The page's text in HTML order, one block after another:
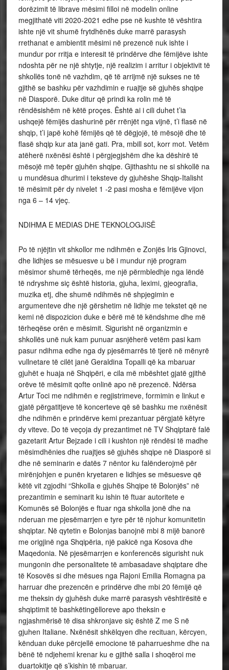
dorëzimit të librave mësimi filloi në modelin online
megjithatë viti 2020-2021 edhe pse në kushte të vështira
ishte një vit shumë frytdhënës duke marrë parasysh
rrethanat e ambientit mësimi në prezencë nuk ishte i
mundur por rritja e interesit të prindërve dhe fëmijëve ishte
ndoshta për ne një shtytje, një realizim i arritur i objektivit të
shkollës tonë në vazhdim, që të arrijmë një sukses ne të
gjithë se bashku për vazhdimin e ruajtje së gjuhës shqipe
në Diasporë. Duke ditur që prindi ka rolin më të
rëndësishëm në këtë proçes. Është ai i cili duhet t’ia
ushqejë fëmijës dashurinë për rrënjët nga vijnë, t’i flasë në
shqip, t’i japë kohë fëmijës që të dëgjojë, të mësojë dhe të
flasë shqip kur ata janë gati. Pra, mbill sot, korr mot. Vetëm
atëherë nxënësi është i përgjegjshëm dhe ka dëshirë të
mësojë më tepër gjuhën shqipe. Gjithashtu ne si shkollë na
u mundësua dhurimi i teksteve dy gjuhëshe Shqip-Italisht
të mësimit për dy nivelet 1 -2 pasi mosha e fëmijëve vijon
nga 6 – 14 vjeç.
NDIHMA E MEDIAS DHE TEKNOLOGJISË
Po të njëjtin vit shkollor me ndihmën e Zonjës Iris Gjinovci,
dhe lidhjes se mësuesve u bë i mundur një program
mësimor shumë tërheqës, me një përmbledhje nga lëndë
të ndryshme siç është historia, gjuha, leximi, gjeografia,
muzika etj, dhe shumë ndihmës në shpjegimin e
argumenteve dhe një gërshetim në lidhje me tekstet që ne
kemi në dispozicion duke e bërë më të këndshme dhe më
tërheqëse orën e mësimit. Sigurisht në organizmin e
shkollës unë nuk kam punuar asnjëherë vetëm pasi kam
pasur ndihma edhe nga dy pjesëmarrës të tjerë në mënyrë
vullnetare të cilët janë Geraldina Topalli që ka mbaruar
gjuhët e huaja në Shqipëri, e cila më mbështet gjatë gjithë
orëve të mësimit qofte onlinë apo në prezencë. Ndërsa
Artur Toci me ndihmën e regjistrimeve, formimin e linkut e
gjatë përgatitjeve të koncerteve që së bashku me nxënësit
dhe ndihmën e prindërve kemi prezantuar përgjatë këtyre
dy viteve. Do të veçoja dy prezantimet në TV Shqiptarë falë
gazetarit Artur Bejzade i cili i kushton një rëndësi të madhe
mësimdhënies dhe ruajtjes së gjuhës shqipe në Diasporë si
dhe në seminarin e datës 7 nëntor ku falënderojmë për
mirënjohjen e punën kryetaren e lidhjes se mësuesve që
këtë vit zgjodhi “Shkolla e gjuhës Shqipe të Bolonjës” në
prezantimin e seminarit ku ishin të ftuar autoritete e
Komunës së Bolonjës e ftuar nga shkolla jonë dhe na
nderuan me pjesëmarrjen e tyre për të njohur komunitetin
shqiptar. Në qytetin e Bolonjas banojnë mbi 8 mijë banorë
me origjinë nga Shqipëria, një pakicë nga Kosova dhe
Maqedonia. Në pjesëmarrjen e konferencës sigurisht nuk
mungonin dhe personalitete të ambasadave shqiptare dhe
të Kosovës si dhe mësues nga Rajoni Emilia Romagna pa
harruar dhe prezencën e prindërve dhe mbi 20 fëmijë që
me theksin dy gjuhësh duke marrë parasysh vështirësitë e
shqiptimit të bashkëtingëlloreve apo theksin e
ngjashmërisë të disa shkronjave siç është Z me S në
gjuhen Italiane. Nxënësit shkëlqyen dhe recituan, kërcyen,
kënduan duke përcjellë emocione të paharrueshme dhe na
bënë të ndjehemi krenar ku e gjithë salla i shoqëroi me
duartokitje që s’kishin të mbaruar.